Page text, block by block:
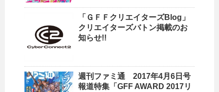
「ＧＦＦクリエイターズBlog」
クリエイターズバトン掲載のお
知らせ!!
週刊ファミ通 2017年4月6日号
報道特集「GFF AWARD 2017リ